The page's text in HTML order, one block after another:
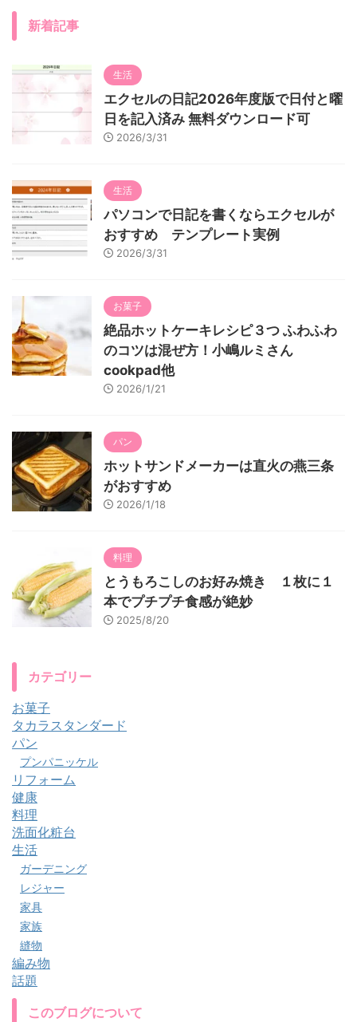
新着記事
生活
エクセルの日記2026年度版で日付と曜
日を記入済み 無料ダウンロード可
2026/3/31
生活
パソコンで日記を書くならエクセルが
おすすめ テンプレート実例
2026/3/31
お菓子
絶品ホットケーキレシピ３つ ふわふわ
のコツは混ぜ方！小嶋ルミさん
cookpad他
2026/1/21
パン
ホットサンドメーカーは直火の燕三条
がおすすめ
2026/1/18
料理
とうもろこしのお好み焼き １枚に１
本でプチプチ食感が絶妙
2025/8/20
カテゴリー
お菓子
タカラスタンダード
パン
プンパニッケル
リフォーム
健康
料理
洗面化粧台
生活
ガーデニング
レジャー
家具
家族
縫物
編み物
話題
このブログについて